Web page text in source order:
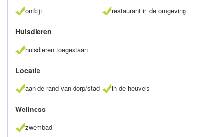
ontbijt restaurant in de omgeving
Huisdieren
huisdieren toegestaan
Locatie
aan de rand van dorp/stad in de heuvels
Wellness
zwembad